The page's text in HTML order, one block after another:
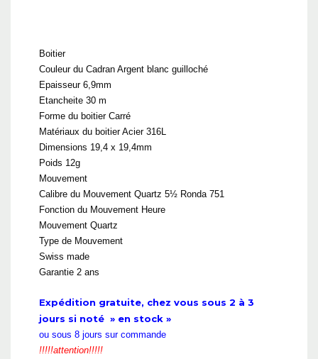
Boitier
Couleur du Cadran Argent blanc guilloché
Epaisseur 6,9mm
Etancheite 30 m
Forme du boitier Carré
Matériaux du boitier Acier 316L
Dimensions 19,4 x 19,4mm
Poids 12g
Mouvement
Calibre du Mouvement Quartz 5½ Ronda 751
Fonction du Mouvement Heure
Mouvement Quartz
Type de Mouvement
Swiss made
Garantie 2 ans
Expédition gratuite, chez vous sous 2 à 3
jours si noté » en stock »
ou sous 8 jours sur commande
!!!!!attention!!!!!